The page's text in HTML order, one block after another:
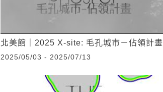
北美館｜2025 X-site: 毛孔城市－佔領計畫
2025/05/03 - 2025/07/13